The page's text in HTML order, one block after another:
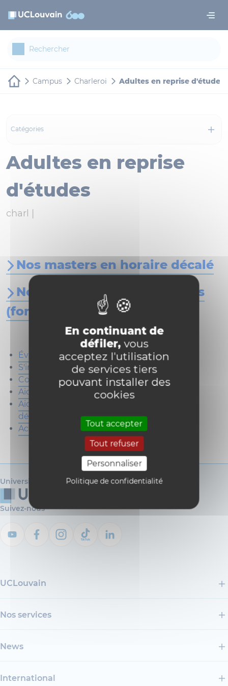
En continuant de
défiler,vous
acceptez l'utilisation
de services tiers
pouvant installer des
cookies
Tout accepter
Tout refuser
Personnaliser
Politique de confidentialité
Campus Charleroi Adultes en reprise d'études
Catégories
Adultes en reprise
d'études
charl |
Nos masters en horaire décalé
Nos certificats universitaires
(formations courtes)
Évènements d'information
S'inscrire
Congé-éducation payé
Aides sociales et financières
Aides à la réussite aux étudiant·es à horaire
décalé
Accompagnement psychologique
Université catholique de Louvain
Suivez-nous
UCLouvain
Nos services
News
International